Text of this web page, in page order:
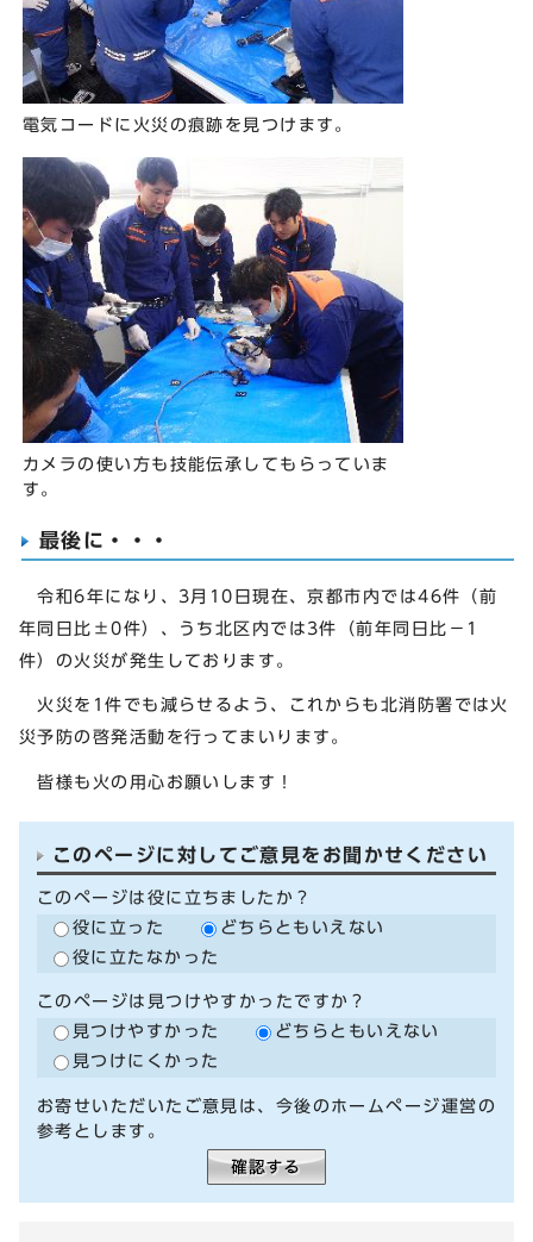
電気コードに火災の痕跡を見つけます。
カメラの使い方も技能伝承してもらっていま
す。
最後に・・・
令和6年になり、3月10日現在、京都市内では46件（前
年同日比±0件）、うち北区内では3件（前年同日比－1
件）の火災が発生しております。
火災を1件でも減らせるよう、これからも北消防署では火
災予防の啓発活動を行ってまいります。
皆様も火の用心お願いします！
このページに対してご意見をお聞かせください
このページは役に立ちましたか？
役に立った
どちらともいえない
役に立たなかった
このページは見つけやすかったですか？
見つけやすかった
どちらともいえない
見つけにくかった
お寄せいただいたご意見は、今後のホームページ運営の
参考とします。